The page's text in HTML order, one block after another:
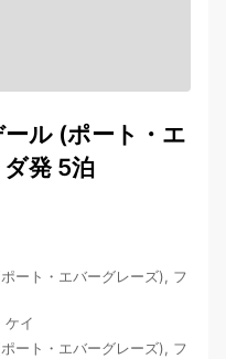
ル (ポート・エ
発 5泊
ート・エバーグレーズ), フ
ケイ
ート・エバーグレーズ), フ